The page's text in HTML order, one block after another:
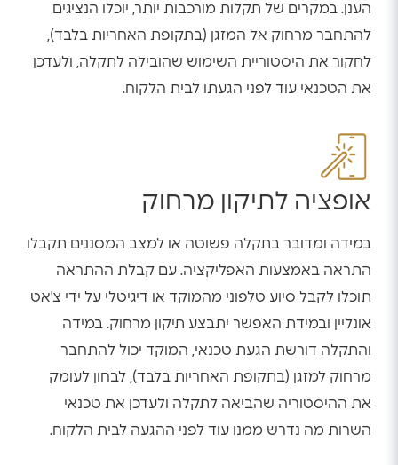
הענן. במקרים של תקלות מורכבות יותר, יוכלו הנציגים
להתחבר מרחוק אל המזגן (בתקופת האחריות בלבד),
לחקור את היסטוריית השימוש שהובילה לתקלה, ולעדכן
את הטכנאי עוד לפני הגעתו לבית הלקוח.
אופציה לתיקון מרחוק
במידה ומדובר בתקלה פשוטה או למצב המסננים תקבלו
התראה באמצעות האפליקציה. עם קבלת ההתראה
תוכלו לקבל סיוע טלפוני מהמוקד או דיגיטלי על ידי צ'אט
אונליין ובמידת האפשר יתבצע תיקון מרחוק. במידה
והתקלה דורשת הגעת טכנאי, המוקד יכול להתחבר
מרחוק למזגן (בתקופת האחריות בלבד), לבחון לעומק
את ההיסטוריה שהביאה לתקלה ולעדכן את טכנאי
השרות מה נדרש ממנו עוד לפני ההגעה לבית הלקוח.